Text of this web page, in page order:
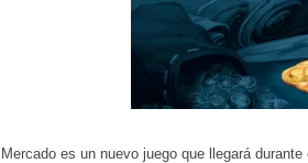
Mercado es un nuevo juego que llegará